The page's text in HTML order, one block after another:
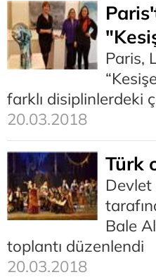
Paris,
farklı disiplinlerdeki
20.03.2018
Türk
Bale
toplantı düzenlendi
20.03.2018